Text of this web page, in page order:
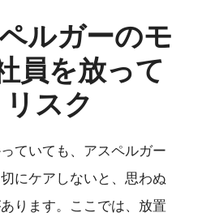
ルガーのモ
員を放って
スク
ていても、アスペルガー
にケアしないと、思わぬ
ります。ここでは、放置